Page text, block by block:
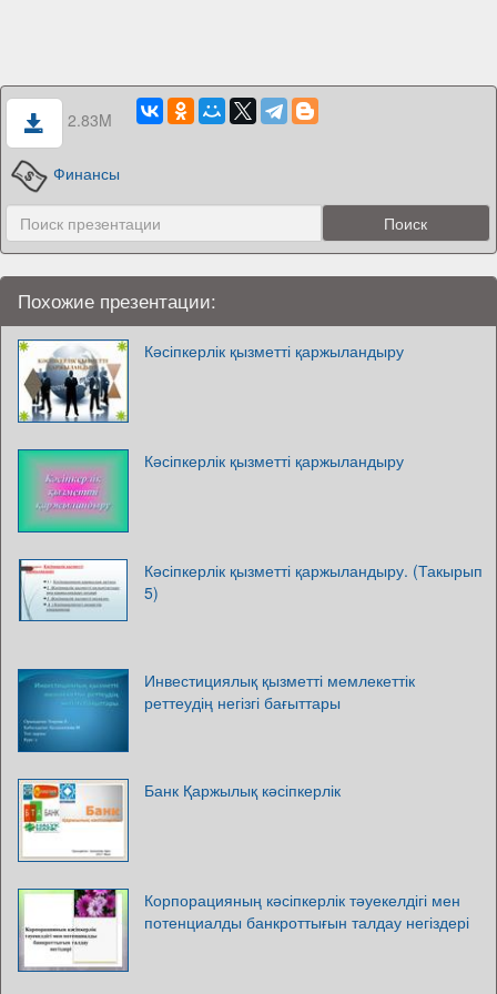
2.83M
Финансы
Похожие презентации:
Кәсіпкерлік қызметті қаржыландыру
Кәсіпкерлік қызметті қаржыландыру
Кәсіпкерлік қызметті қаржыландыру. (Такырып
5)
Инвестициялық қызметті мемлекеттік
реттеудің негізгі бағыттары
Банк Қаржылық кәсіпкерлік
Корпорацияның кәсіпкерлік тәуекелдігі мен
потенциалды банкроттығын талдау негіздері